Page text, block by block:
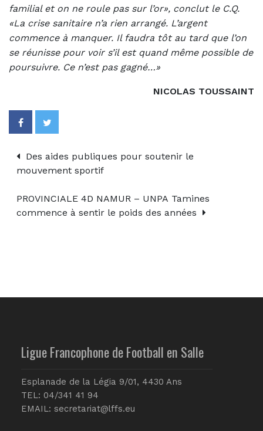
familial et on ne roule pas sur l’or», conclut le C.Q.
«La crise sanitaire n’a rien arrangé. L’argent
commence à manquer. Il faudra tôt au tard que l’on
se réunisse pour voir s’il est quand même possible de
poursuivre. Ce n’est pas gagné…»
NICOLAS TOUSSAINT
Des aides publiques pour soutenir le
mouvement sportif
PROVINCIALE 4D NAMUR – UNPA Tamines
commence à sentir le poids des années
Ligue Francophone de Football en Salle
Esplanade de la Légia 9/01, 4430 Ans
TEL: 04/341 41 94
EMAIL: secretariat@lffs.eu